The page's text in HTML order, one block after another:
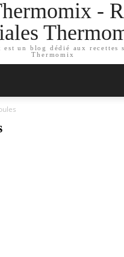
-
est un blog dédié aux recettes
Thermomix